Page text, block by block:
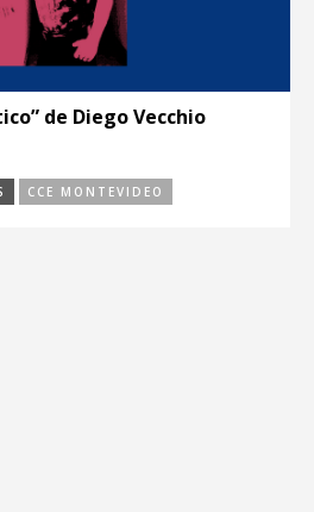
de Diego Vecchio
CCE MONTEVIDEO